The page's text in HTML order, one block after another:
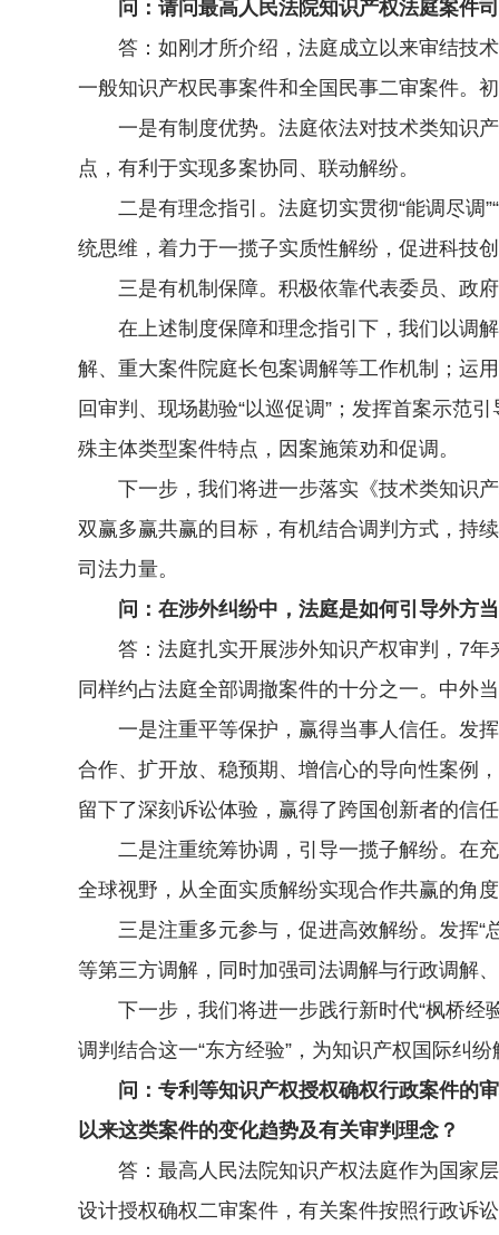
问：请问最高人民法院知识产权法庭案件
答：如刚才所介绍，法庭成立以来审结技术
一般知识产权民事案件和全国民事二审案件。
一是有制度优势。法庭依法对技术类知识产
点，有利于实现多案协同、联动解纷。
二是有理念指引。法庭切实贯彻“能调尽调
统思维，着力于一揽子实质性解纷，促进科技
三是有机制保障。积极依靠代表委员、政府
在上述制度保障和理念指引下，我们以调解
解、重大案件院庭长包案调解等工作机制；运
回审判、现场勘验“以巡促调”；发挥首案示范
殊主体类型案件特点，因案施策劝和促调。
下一步，我们将进一步落实《技术类知识产
双赢多赢共赢的目标，有机结合调判方式，持
司法力量。
问：在涉外纠纷中，法庭是如何引导外方
答：法庭扎实开展涉外知识产权审判，7年
同样约占法庭全部调撤案件的十分之一。中外
一是注重平等保护，赢得当事人信任。发挥
合作、扩开放、稳预期、增信心的导向性案例
留下了深刻诉讼体验，赢得了跨国创新者的信
二是注重统筹协调，引导一揽子解纷。在充
全球视野，从全面实质解纷实现合作共赢的角
三是注重多元参与，促进高效解纷。发挥“
等第三方调解，同时加强司法调解与行政调解
下一步，我们将进一步践行新时代“枫桥经
调判结合这一“东方经验”，为知识产权国际纠
问：专利等知识产权授权确权行政案件的
以来这类案件的变化趋势及有关审判理念？
答：最高人民法院知识产权法庭作为国家层
设计授权确权二审案件，有关案件按照行政诉